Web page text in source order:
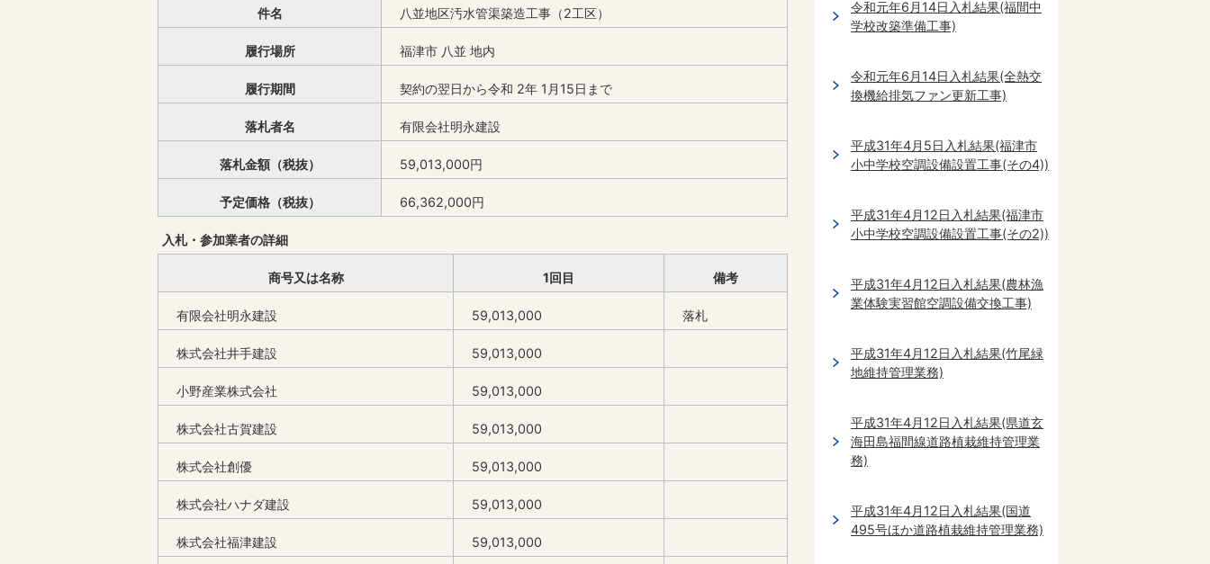
件名 八並地区汚水管渠築造工事（2工区）
履行場所 福津市 八並 地内
履行期間 契約の翌日から令和 2年 1月15日まで
落札者名 有限会社明永建設
落札金額（税抜） 59,013,000円
予定価格（税抜） 66,362,000円
入札・参加業者の詳細
商号又は名称 1回目 備考
有限会社明永建設 59,013,000 落札
株式会社井手建設 59,013,000
小野産業株式会社 59,013,000
株式会社古賀建設 59,013,000
株式会社創優 59,013,000
株式会社ハナダ建設 59,013,000
株式会社福津建設 59,013,000
令和元年6月14日入札結果(福間中
学校改築準備工事)
令和元年6月14日入札結果(全熱交
換機給排気ファン更新工事)
平成31年4月5日入札結果(福津市
小中学校空調設備設置工事(その4))
平成31年4月12日入札結果(福津市
小中学校空調設備設置工事(その2))
平成31年4月12日入札結果(農林漁
業体験実習館空調設備交換工事)
平成31年4月12日入札結果(竹尾緑
地維持管理業務)
平成31年4月12日入札結果(県道玄
海田島福間線道路植栽維持管理業
務)
平成31年4月12日入札結果(国道
495号ほか道路植栽維持管理業務)